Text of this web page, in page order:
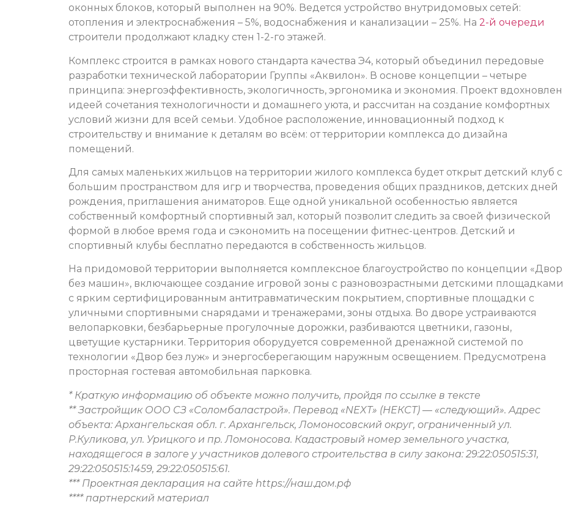
оконных блоков, который выполнен на 90%. Ведется устройство внутридомовых сетей:
отопления и электроснабжения – 5%, водоснабжения и канализации – 25%. На 2-й очереди
строители продолжают кладку стен 1-2-го этажей.
Комплекс строится в рамках нового стандарта качества Э4, который объединил передовые
разработки технической лаборатории Группы «Аквилон». В основе концепции – четыре
принципа: энергоэффективность, экологичность, эргономика и экономия. Проект вдохновлен
идеей сочетания технологичности и домашнего уюта, и рассчитан на создание комфортных
условий жизни для всей семьи. Удобное расположение, инновационный подход к
строительству и внимание к деталям во всём: от территории комплекса до дизайна
помещений.
Для самых маленьких жильцов на территории жилого комплекса будет открыт детский клуб с
большим пространством для игр и творчества, проведения общих праздников, детских дней
рождения, приглашения аниматоров. Еще одной уникальной особенностью является
собственный комфортный спортивный зал, который позволит следить за своей физической
формой в любое время года и сэкономить на посещении фитнес-центров. Детский и
спортивный клубы бесплатно передаются в собственность жильцов.
На придомовой территории выполняется комплексное благоустройство по концепции «Двор
без машин», включающее создание игровой зоны с разновозрастными детскими площадками
с ярким сертифицированным антитравматическим покрытием, спортивные площадки с
уличными спортивными снарядами и тренажерами, зоны отдыха. Во дворе устраиваются
велопарковки, безбарьерные прогулочные дорожки, разбиваются цветники, газоны,
цветущие кустарники. Территория оборудуется современной дренажной системой по
технологии «Двор без луж» и энергосберегающим наружным освещением. Предусмотрена
просторная гостевая автомобильная парковка.
* Краткую информацию об объекте можно получить, пройдя по ссылке в тексте
** Застройщик ООО СЗ «Соломбаластрой». Перевод «NEXT» (НЕКСТ) — «следующий». Адрес
объекта: Архангельская обл. г. Архангельск, Ломоносовский округ, ограниченный ул.
Р.Куликова, ул. Урицкого и пр. Ломоносова. Кадастровый номер земельного участка,
находящегося в залоге у участников долевого строительства в силу закона: 29:22:050515:31,
29:22:050515:1459, 29:22:050515:61.
*** Проектная декларация на сайте https://наш.дом.рф
**** партнерский материал